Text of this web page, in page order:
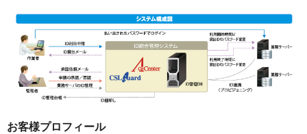
お客様プロフィール